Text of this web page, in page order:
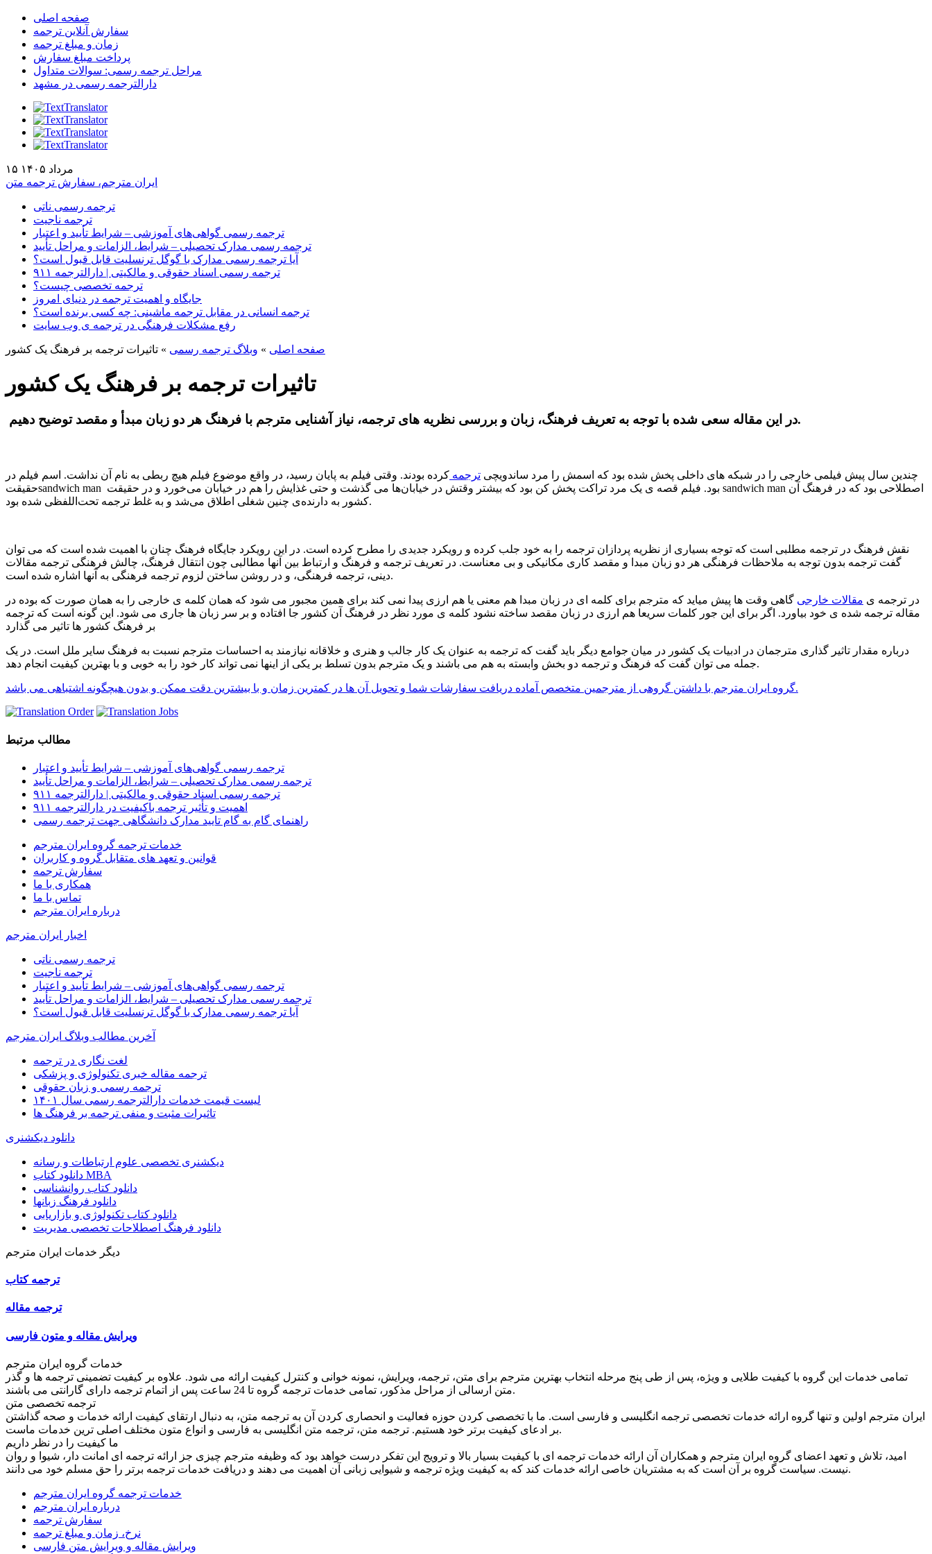
صفحه اصلی
سفارش آنلاین ترجمه
زمان و مبلغ ترجمه
پرداخت مبلغ سفارش
مراحل ترجمه رسمی: سوالات متداول
دارالترجمه رسمی در مشهد
۱۵ مرداد ۱۴۰۵
ایران مترجم، سفارش ترجمه متن
ترجمه رسمی ناتی
ترجمه ناجیت
ترجمه رسمی گواهی‌های آموزشی – شرایط تأیید و اعتبار
ترجمه رسمی مدارک تحصیلی – شرایط، الزامات و مراحل تأیید
آیا ترجمه رسمی مدارک با گوگل ترنسلیت قابل قبول است؟
ترجمه رسمی اسناد حقوقی و مالکیتی | دارالترجمه ۹۱۱
ترجمه تخصصی چیست؟
جایگاه و اهمیت ترجمه در دنیای امروز
ترجمه انسانی در مقابل ترجمه ماشینی: چه کسی برنده است؟
رفع مشکلات فرهنگی در ترجمه ی وب سایت
صفحه اصلی » وبلاگ ترجمه رسمی » تاثیرات ترجمه بر فرهنگ یک کشور
تاثیرات ترجمه بر فرهنگ یک کشور
در این مقاله سعی شده با توجه به تعریف فرهنگ، زبان و بررسی نظریه‌ های‌ ترجمه، نیاز آشنایی مترجم با فرهنگ هر دو زبان مبدأ و مقصد توضیح دهیم.
چندین سال پیش فیلمی خارجی را در شبکه های داخلی پخش شده بود که اسمش را مرد ساندویچی ترجمه کرده بودند. وقتی فیلم به پایان رسید، در واقع موضوع فیلم هیچ ربطی به نام آن نداشت. اسم فیلم در
حقیقتsandwich man بود. فیلم قصه ی یک مرد تراکت پخش کن بود که بیشتر وقتش در خیابان‌ها می گذشت و حتی غذایش را هم در خیابان می‌خورد و در حقیقت sandwich man اصطلاحی بود که در فرهنگ آن
کشور به دارنده‌ی چنین شغلی اطلاق می‌شد و به غلط ترجمه تحت‌اللفظی شده بود.
نقش فرهنگ در ترجمه مطلبی است که توجه بسیاری از نظریه پردازان‌ ترجمه را به خود جلب کرده و رویکرد جدیدی را مطرح‌ کرده است. در این رویکرد جایگاه فرهنگ چنان با اهمیت شده است که می توان
گفت ترجمه بدون‌ توجه به ملاحظات فرهنگی هر دو زبان مبدا و مقصد کاری مکانیکی و بی معناست. در تعریف ترجمه و فرهنگ و ارتباط بین آنها مطالبی چون انتقال فرهنگ، چالش فرهنگی‌ ترجمه مقالات
دینی، ترجمه فرهنگی، و در روشن ساختن لزوم ترجمه فرهنگی به آنها اشاره شده است.
در ترجمه ی مقالات خارجی گاهی وقت ها پیش میاید که مترجم برای کلمه ای در زبان مبدا هم معنی یا هم ارزی پیدا نمی کند برای همین مجبور می شود که همان کلمه ی خارجی را به همان صورت که بوده در
مقاله ترجمه شده ی خود بیاورد. اگر برای این جور کلمات سریعا هم ارزی در زبان مقصد ساخته نشود کلمه ی مورد نظر در فرهنگ آن کشور جا افتاده و بر سر زبان ها جاری می شود. این گونه است که ترجمه
بر فرهنگ کشور ها تاثیر می گذارد
درباره مقدار تاثیر گذاری مترجمان در ادبیات یک کشور در میان جوامع دیگر باید گفت که ترجمه به عنوان یک کار جالب و هنری و خلاقانه نیازمند به احساسات مترجم نسبت به فرهنگ سایر ملل است. در یک
جمله می توان گفت که فرهنگ و ترجمه دو بخش وابسته به هم می باشند و یک مترجم بدون تسلط بر یکی از اینها نمی تواند کار خود را به خوبی و با بهترین کیفیت انجام دهد.
گروه ایران مترجم با داشتن گروهی از مترجمین متخصص آماده دریافت سفارشات شما و تحویل آن ها در کمترین زمان و با بیشترین دقت ممکن و بدون هیچگونه اشتباهی می باشد.
مطالب مرتبط
ترجمه رسمی گواهی‌های آموزشی – شرایط تأیید و اعتبار
ترجمه رسمی مدارک تحصیلی – شرایط، الزامات و مراحل تأیید
ترجمه رسمی اسناد حقوقی و مالکیتی | دارالترجمه ۹۱۱
اهمیت و تأثیر ترجمه باکیفیت در دارالترجمه ۹۱۱
راهنمای گام به گام تایید مدارک دانشگاهی جهت ترجمه رسمی
خدمات ترجمه گروه ایران مترجم
قوانین و تعهد های متقابل گروه و کاربران
سفارش ترجمه
همکاری با ما
تماس با ما
درباره ایران مترجم
اخبار ایران مترجم
ترجمه رسمی ناتی
ترجمه ناجیت
ترجمه رسمی گواهی‌های آموزشی – شرایط تأیید و اعتبار
ترجمه رسمی مدارک تحصیلی – شرایط، الزامات و مراحل تأیید
آیا ترجمه رسمی مدارک با گوگل ترنسلیت قابل قبول است؟
آخرین مطالب وبلاگ ایران مترجم
لغت نگاری در ترجمه
ترجمه مقاله خبری تکنولوژی و پزشکی
ترجمه رسمی و زبان حقوقی
لیست قیمت خدمات دارالترجمه رسمی سال ۱۴۰۱
تاثیرات مثبت و منفی ترجمه بر فرهنگ ها
دانلود دیکشنری
دیکشنری تخصصی علوم ارتباطات و رسانه
دانلود کتاب MBA
دانلود کتاب روانشناسی
دانلود فرهنگ زبانها
دانلود کتاب تکنولوژی و بازاریابی
دانلود فرهنگ اصطلاحات تخصصی مدیریت
دیگر خدمات ایران مترجم
ترجمه کتاب
ترجمه مقاله
ویرایش مقاله و متون فارسی
خدمات گروه ایران مترجم
تمامی خدمات این گروه با کیفیت طلایی و ویژه، پس از طی پنج مرحله انتخاب بهترین مترجم برای متن، ترجمه، ویرایش، نمونه خوانی و کنترل کیفیت ارائه می شود. علاوه بر کیفیت تضمینی ترجمه ها و گذر
متن ارسالی از مراحل مذکور، تمامی خدمات ترجمه گروه تا 24 ساعت پس از اتمام ترجمه دارای گارانتی می باشند.
ترجمه تخصصی متن
ایران مترجم اولین و تنها گروه ارائه خدمات تخصصی ترجمه انگلیسی و فارسی است. ما با تخصصی کردن حوزه فعالیت و انحصاری کردن آن به ترجمه متن، به دنبال ارتقای کیفیت ارائه خدمات و صحه گذاشتن
بر ادعای کیفیت برتر خود هستیم. ترجمه متن، ترجمه متن انگلیسی به فارسی و انواع متون مختلف اصلی ترین خدمات ماست.
ما کیفیت را در نظر داریم
امید، تلاش و تعهد اعضای گروه ایران مترجم و همکاران آن ارائه خدمات ترجمه ای با کیفیت بسیار بالا و ترویج این تفکر درست خواهد بود که وظیفه مترجم چیزی جز ارائه ترجمه ای امانت دار، شیوا و روان
نیست. سیاست گروه بر آن است که به مشتریان خاصی ارائه خدمات کند که به کیفیت ویژه ترجمه و شیوایی زبانی آن اهمیت می دهند و دریافت خدمات ترجمه برتر را حق مسلم خود می دانند.
خدمات ترجمه گروه ایران مترجم
درباره ایران مترجم
سفارش ترجمه
نرخ، زمان و مبلغ ترجمه
ویرایش مقاله و ویرایش متن فارسی